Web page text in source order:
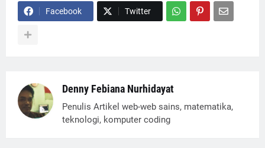
Facebook Twitter
Denny Febiana Nurhidayat
Penulis Artikel web-web sains, matematika,
teknologi, komputer coding